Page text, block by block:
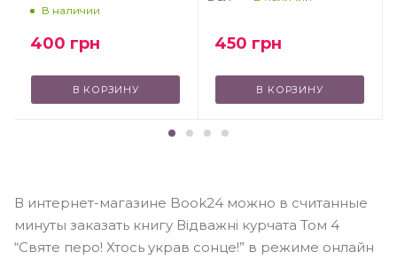
В наличии
400 грн
В КОРЗИНУ
450 грн
В КОРЗИНУ
В интернет-магазине Book24 можно в считанные
минуты заказать книгу Відважні курчата Том 4
“Святе перо! Хтось украв сонце!” в режиме онлайн